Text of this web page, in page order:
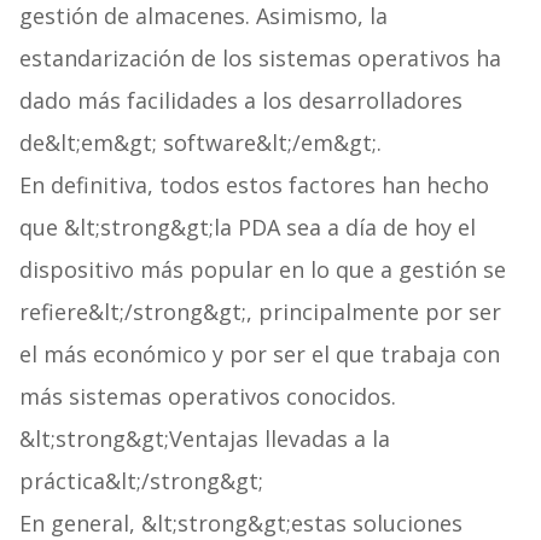
gestión de almacenes. Asimismo, la
estandarización de los sistemas operativos ha
dado más facilidades a los desarrolladores
de&lt;em&gt; software&lt;/em&gt;.
En definitiva, todos estos factores han hecho
que &lt;strong&gt;la PDA sea a día de hoy el
dispositivo más popular en lo que a gestión se
refiere&lt;/strong&gt;, principalmente por ser
el más económico y por ser el que trabaja con
más sistemas operativos conocidos.
&lt;strong&gt;Ventajas llevadas a la
práctica&lt;/strong&gt;
En general, &lt;strong&gt;estas soluciones